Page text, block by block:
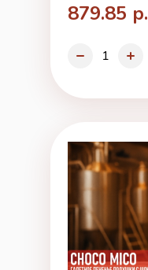
879.85 р.